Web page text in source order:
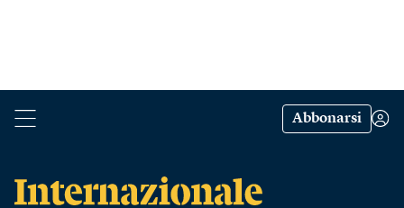
Abbonarsi